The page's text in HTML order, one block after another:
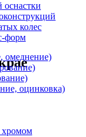
омеднение)
оцинковка)
хромом
оснастки
колес
форм